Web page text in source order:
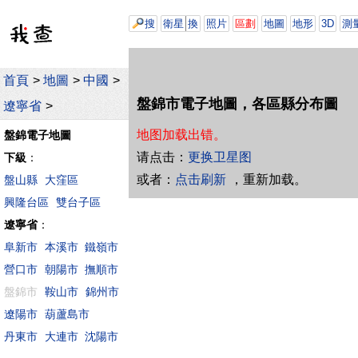
首頁 > 地圖 > 中國 >
遼寧省 >
盤錦電子地圖
下級 ：
盤山縣
大窪區
興隆台區 雙台子區
遼寧省：
阜新市 本溪市 鐵嶺市
營口市 朝陽市 撫順市
盤錦市
鞍山市 錦州市
遼陽市 葫蘆島市
丹東市
大連市 沈陽市
搜 衛星 換 照片 區劃 地圖 地形 3D 測
盤錦市電子地圖，各區縣分布圖
地图加载出错。
请点击： 更换卫星图
或者： 点击刷新 ，重新加载。